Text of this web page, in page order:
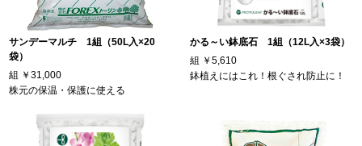
サンデーマルチ 1組（50L入×20
袋）
組 ￥31,000
株元の保温・保護に使える
かる～い鉢底石 1組（12L入×3袋）
組 ￥5,610
鉢植えにはこれ！根ぐされ防止に！